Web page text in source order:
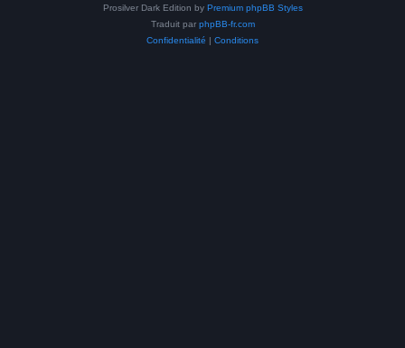
Prosilver Dark Edition by Premium phpBB Styles
Traduit par phpBB-fr.com
Confidentialité | Conditions